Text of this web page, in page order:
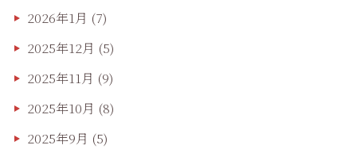
2026年1月 (7)
2025年12月 (5)
2025年11月 (9)
2025年10月 (8)
2025年9月 (5)